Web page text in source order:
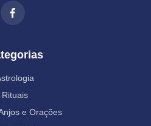
Rituais
e Orações